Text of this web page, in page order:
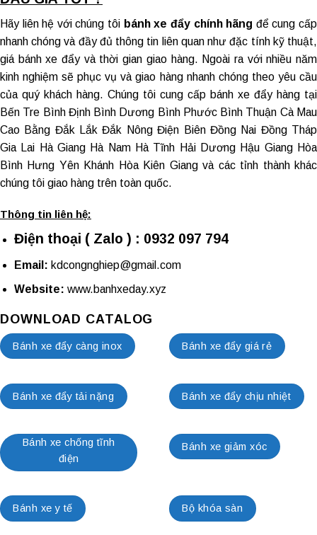
Hãy liên hệ với chúng tôi bánh xe đẩy chính hãng để cung cấp
nhanh chóng và đầy đủ thông tin liên quan như đặc tính kỹ thuật,
giá bánh xe đẩy và thời gian giao hàng. Ngoài ra với nhiều năm
kinh nghiệm sẽ phục vụ và giao hàng nhanh chóng theo yêu cầu
của quý khách hàng. Chúng tôi cung cấp bánh xe đẩy hàng tại
Bến Tre Bình Định Bình Dương Bình Phước Bình Thuận Cà Mau
Cao Bằng Đắk Lắk Đắk Nông Điện Biên Đồng Nai Đồng Tháp
Gia Lai Hà Giang Hà Nam Hà Tĩnh Hải Dương Hậu Giang Hòa
Bình Hưng Yên Khánh Hòa Kiên Giang và các tỉnh thành khác
chúng tôi giao hàng trên toàn quốc.
Thông tin liên hệ:
Điện thoại ( Zalo ) : 0932 097 794
Email: kdcongnghiep@gmail.com
Website: www.banhxeday.xyz
DOWNLOAD CATALOG
Bánh xe đẩy càng inox Bánh xe đẩy giá rẻ
Bánh xe đẩy tải nặng Bánh xe đẩy chịu nhiệt
Bánh xe chống tĩnh
điện
Bánh xe giảm xóc
Bánh xe y tế Bộ khóa sàn